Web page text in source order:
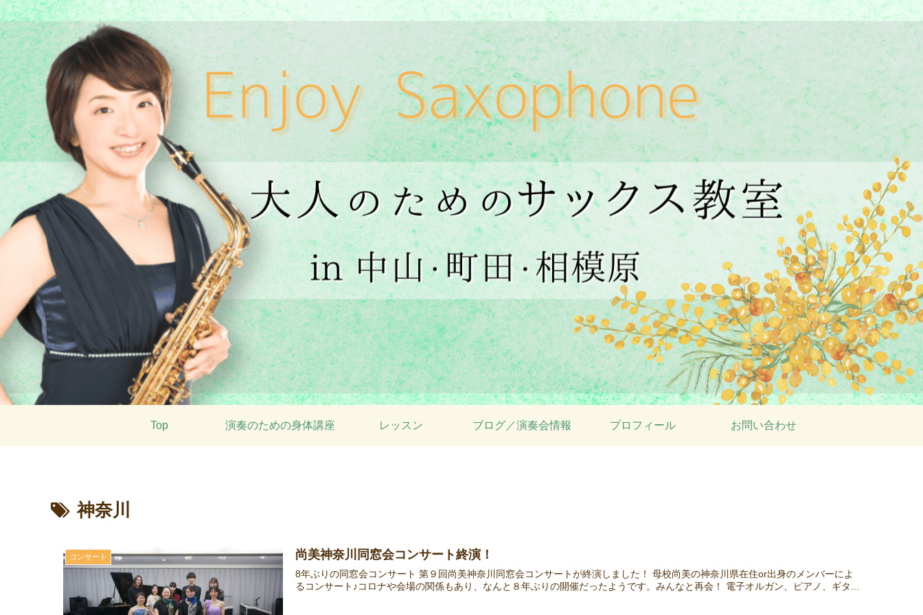
Top 演奏のための身体講座 レッスン ブログ／演奏会情報 プロフィール お問い合わせ
神奈川
コンサート 尚美神奈川同窓会コンサート終演！
8年ぶりの同窓会コンサート 第９回尚美神奈川同窓会コンサートが終演しました！ 母校尚美の神奈川県在住or出身のメンバーによ
るコンサート♪コロナや会場の関係もあり、なんと８年ぶりの開催だったようです。みんなと再会！ 電子オルガン、ピアノ、ギタ...